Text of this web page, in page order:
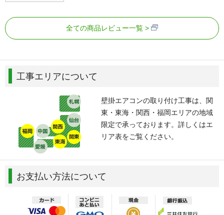
全ての商品レビュー一覧
工事エリアについて
壁掛エアコンの取り付け工事は、関
東・東海・関西・福岡エリアの地域
限定で承っております。詳しくはエ
リア表をご覧ください。
お支払い方法について